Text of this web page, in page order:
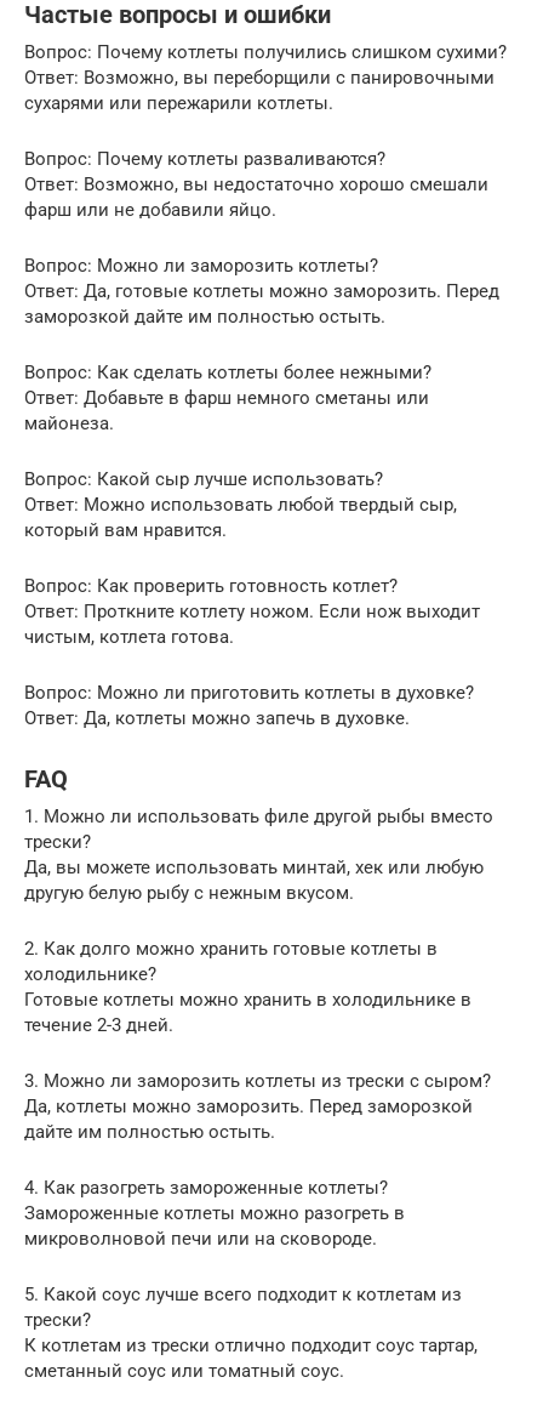
Частые вопросы и ошибки
Вопрос: Почему котлеты получились слишком сухими?
Ответ: Возможно, вы переборщили с панировочными
сухарями или пережарили котлеты.
Вопрос: Почему котлеты разваливаются?
Ответ: Возможно, вы недостаточно хорошо смешали
фарш или не добавили яйцо.
Вопрос: Можно ли заморозить котлеты?
Ответ: Да, готовые котлеты можно заморозить. Перед
заморозкой дайте им полностью остыть.
Вопрос: Как сделать котлеты более нежными?
Ответ: Добавьте в фарш немного сметаны или
майонеза.
Вопрос: Какой сыр лучше использовать?
Ответ: Можно использовать любой твердый сыр,
который вам нравится.
Вопрос: Как проверить готовность котлет?
Ответ: Проткните котлету ножом. Если нож выходит
чистым, котлета готова.
Вопрос: Можно ли приготовить котлеты в духовке?
Ответ: Да, котлеты можно запечь в духовке.
FAQ
1. Можно ли использовать филе другой рыбы вместо
трески?
Да, вы можете использовать минтай, хек или любую
другую белую рыбу с нежным вкусом.
2. Как долго можно хранить готовые котлеты в
холодильнике?
Готовые котлеты можно хранить в холодильнике в
течение 2-3 дней.
3. Можно ли заморозить котлеты из трески с сыром?
Да, котлеты можно заморозить. Перед заморозкой
дайте им полностью остыть.
4. Как разогреть замороженные котлеты?
Замороженные котлеты можно разогреть в
микроволновой печи или на сковороде.
5. Какой соус лучше всего подходит к котлетам из
трески?
К котлетам из трески отлично подходит соус тартар,
сметанный соус или томатный соус.